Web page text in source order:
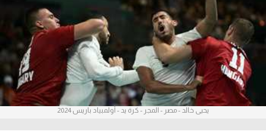
آراء حرة
ركن الألعاب
بطولات
أمريكا 2026
يحيى خالد - مصر - المجر - كرة يد - أولمبياد باريس 2024